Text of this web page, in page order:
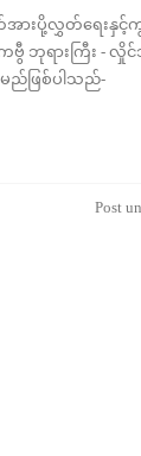
းပို့လွှတ်ရေးနှင့်ကွပ်
ရားကြီး - လှိုင်
မည်ဖြစ်ပါသည်-
Post